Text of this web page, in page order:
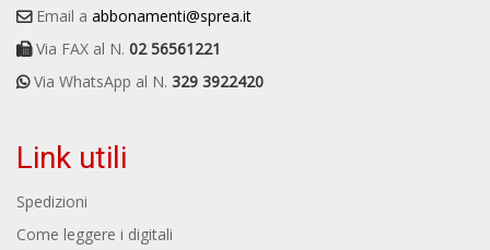
Email a abbonamenti@sprea.it
Via FAX al N. 02 56561221
Via WhatsApp al N. 329 3922420
Link utili
Spedizioni
Come leggere i digitali